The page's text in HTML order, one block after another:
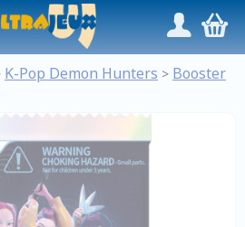
/,
K-Pop Demon Hunters > Booster